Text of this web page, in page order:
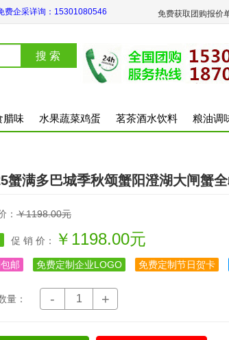
费企采详询：15301080546 免费获取团购报价
腊味 水果蔬菜鸡蛋 茗茶酒水饮料 粮油调
蟹满多巴城季秋颂蟹阳澄湖大闸蟹
： ￥1198.00元
促 销 价： ￥1198.00元
邮 免费定制企业LOGO 免费定制节日贺卡
量： - +